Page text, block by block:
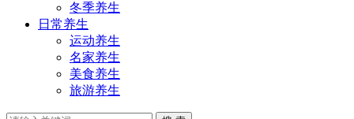
冬季养生
日常养生
运动养生
名家养生
美食养生
旅游养生